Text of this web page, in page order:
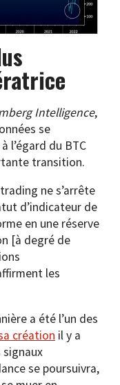
Intelligence,
se
à l’égard du BTC
transition.
ne s’arrête
d’indicateur de
en une réserve
[à degré de
les
a été l’un des
création il y a
signaux
se poursuivra,